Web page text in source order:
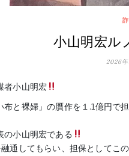
小山明宏ル
2026
者小山明宏
布と裸婦」の贋作を１.1億円で
の小山明宏である
通してもらい、担保としてこの